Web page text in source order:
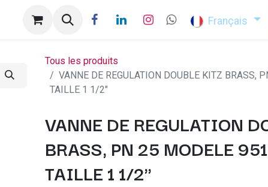
Rendez-vous Français
Tous les produits
VANNE DE REGULATION DOUBLE KITZ BRASS,
TAILLE 1 1/2"
VANNE DE REGULATION
BRASS, PN 25 MODELE
TAILLE 1 1/2"